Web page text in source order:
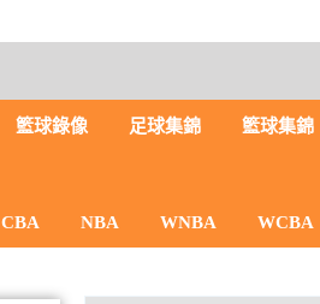
籃球錄像 足球集錦 籃球集錦
CBA NBA WNBA WCBA